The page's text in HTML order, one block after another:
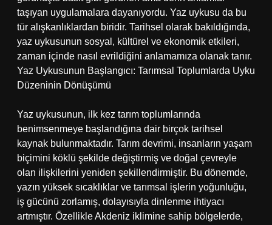
taşıyan uygulamalara dayanıyordu. Yaz uykusu da bu
tür alışkanlıklardan biridir. Tarihsel olarak bakıldığında,
yaz uykusunun sosyal, kültürel ve ekonomik etkileri,
zaman içinde nasıl evrildiğini anlamamıza olanak tanır.
Yaz Uykusunun Başlangıcı: Tarımsal Toplumlarda Uyku
Düzeninin Dönüşümü
Yaz uykusunun, ilk kez tarım toplumlarında
benimsenmeye başlandığına dair birçok tarihsel
kaynak bulunmaktadır. Tarım devrimi, insanların yaşam
biçimini köklü şekilde değiştirmiş ve doğal çevreyle
olan ilişkilerini yeniden şekillendirmiştir. Bu dönemde,
yazın yüksek sıcaklıklar ve tarımsal işlerin yoğunluğu,
iş gücünü zorlamış, dolayısıyla dinlenme ihtiyacı
artmıştır. Özellikle Akdeniz iklimine sahip bölgelerde,